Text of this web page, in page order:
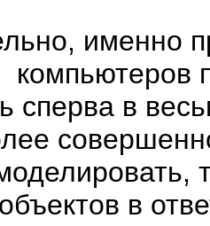
именно
компьютеров
сперва в
объектов в